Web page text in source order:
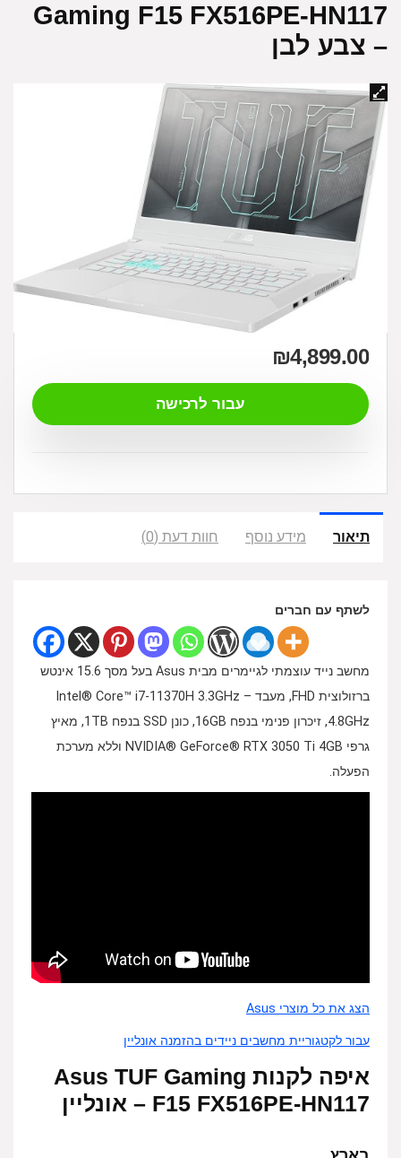
Gaming F15 FX516PE-HN117
– צבע לבן
₪4,899.00
עבור לרכישה
תיאור מידע נוסף חוות דעת (0)
לשתף עם חברים
מחשב נייד עוצמתי לגיימרים מבית Asus בעל מסך 15.6 אינטש
ברזולוצית FHD, מעבד Intel® Core™ i7-11370H 3.3GHz –
4.8GHz, זיכרון פנימי בנפח 16GB, כונן SSD בנפח 1TB, מאיץ
גרפי NVIDIA® GeForce® RTX 3050 Ti 4GB וללא מערכת
הפעלה.
הצג את כל מוצרי Asus
עבור לקטגוריית מחשבים ניידים בהזמנה אונליין
איפה לקנות Asus TUF Gaming
F15 FX516PE-HN117 – אונליין